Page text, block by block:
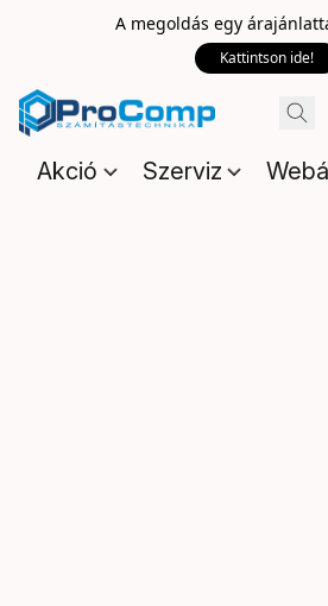
A megoldás egy
Kattintson ide!
Akció Szerviz